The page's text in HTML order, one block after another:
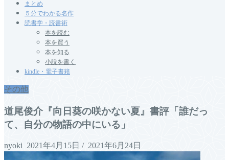
まとめ
５分でわかる名作
読書学・読書術
本を読む
本を買う
本を知る
小説を書く
kindle・電子書籍
その他
道尾俊介『向日葵の咲かない夏』書評「誰だっ
て、自分の物語の中にいる」
nyoki 2021年4月15日 / 2021年6月24日